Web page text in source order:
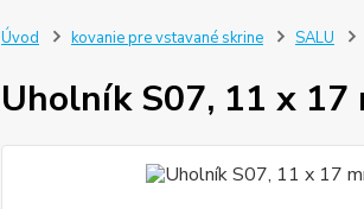
Úvod kovanie pre vstavané skrine SALU
Uholník S07, 11 x 17